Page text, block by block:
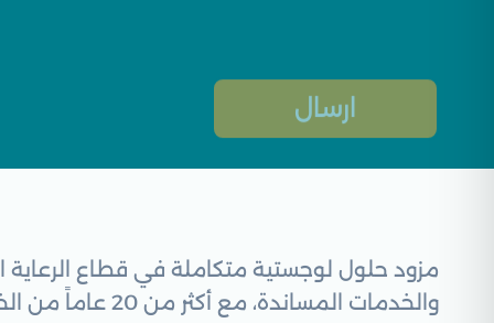
مزود حلول لوجستية متكاملة في قطاع الرعاية
والخدمات المساندة، مع أكثر من 20 عاماً من الخبرة، والتزامنا بالجودة والمرونة لخدمة عملائنا في جميع أنحاء المملكة